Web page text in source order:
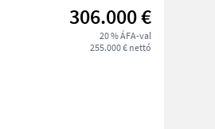
306.000 €
20 % ÁFA-val
255.000 € nettó